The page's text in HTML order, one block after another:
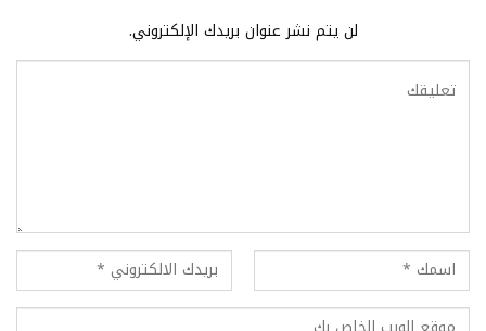
لن يتم نشر عنوان بريدك الإلكتروني.